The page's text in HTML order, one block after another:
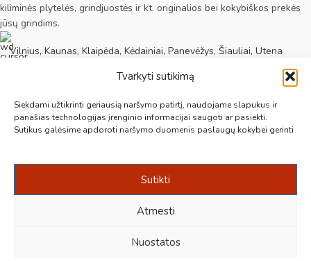
Tvarkyti sutikimą
Siekdami užtikrinti geriausią naršymo patirtį, naudojame slapukus ir
panašias technologijas įrenginio informacijai saugoti ar pasiekti.
Sutikus galėsime apdoroti naršymo duomenis paslaugų kokybei gerinti
Sutikti
Atmesti
Nuostatos
kiliminės plytelės, grindjuostės ir kt. originalios bei kokybiškos prekės
jūsų grindims.
Vilnius, Kaunas, Klaipėda, Kėdainiai, Panevėžys, Šiauliai, Utena
info@1000grindu.lt
Sukūrė:kraftinis.lt